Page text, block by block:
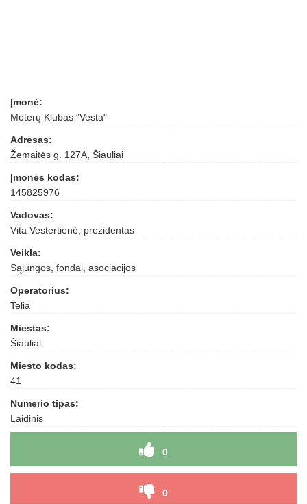
Įmonė:
Moterų Klubas "Vesta"
Adresas:
Žemaitės g. 127A, Šiauliai
Įmonės kodas:
145825976
Vadovas:
Vita Vestertienė, prezidentas
Veikla:
Sąjungos, fondai, asociacijos
Operatorius:
Telia
Miestas:
Šiauliai
Miesto kodas:
41
Numerio tipas:
Laidinis
0
0